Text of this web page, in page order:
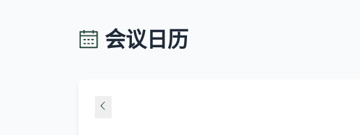
会议日历